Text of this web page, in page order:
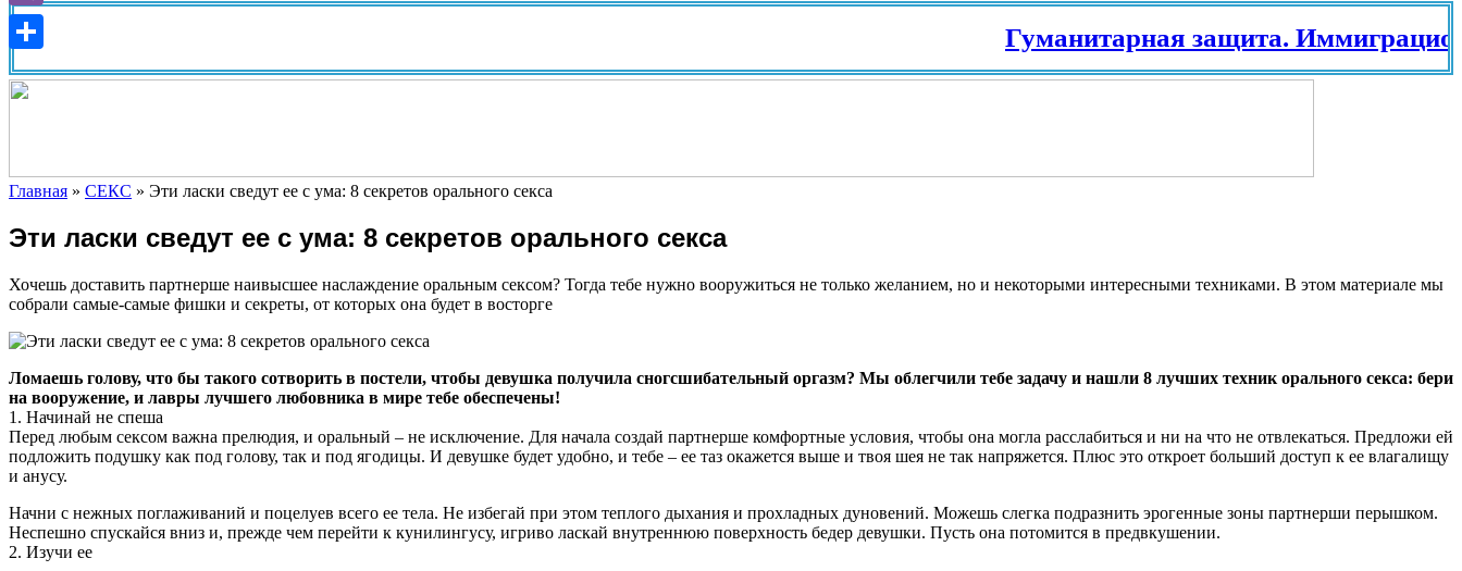
Гуманитарная защита.
Главная » СЕКС » Эти ласки сведут ее с ума: 8 секретов орального секса
Эти ласки сведут ее с ума: 8 секретов орального секса
Хочешь доставить партнерше наивысшее наслаждение оральным сексом? Тогда тебе нужно вооружиться не только желанием, но и некоторыми интересными техниками. В этом материале мы
собрали самые-самые фишки и секреты, от которых она будет в восторге
Ломаешь голову, что бы такого сотворить в постели, чтобы девушка получила сногсшибательный оргазм? Мы облегчили тебе задачу и нашли 8 лучших техник орального секса: бери
на вооружение, и лавры лучшего любовника в мире тебе обеспечены!
1. Начинай не спеша
Перед любым сексом важна прелюдия, и оральный – не исключение. Для начала создай партнерше комфортные условия, чтобы она могла расслабиться и ни на что не отвлекаться. Предложи ей
подложить подушку как под голову, так и под ягодицы. И девушке будет удобно, и тебе – ее таз окажется выше и твоя шея не так напряжется. Плюс это откроет больший доступ к ее влагалищу
и анусу.
Начни с нежных поглаживаний и поцелуев всего ее тела. Не избегай при этом теплого дыхания и прохладных дуновений. Можешь слегка подразнить эрогенные зоны партнерши перышком.
Неспешно спускайся вниз и, прежде чем перейти к кунилингусу, игриво ласкай внутреннюю поверхность бедер девушки. Пусть она потомится в предвкушении.
2. Изучи ее
Viber
Отправить